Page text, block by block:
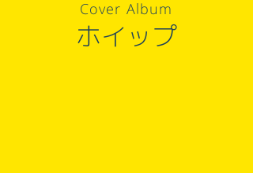
Cover Album
ホイップ